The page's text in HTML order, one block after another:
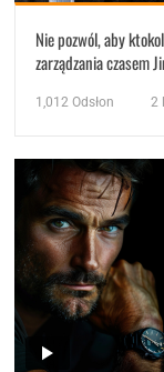
Nie pozwól, aby
zarządzania czasem
1,012 Odsłon 2